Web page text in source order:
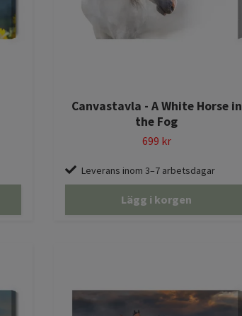
Canvastavla - A White Horse in
the Fog
699 kr
Leverans inom 3–7 arbetsdagar
Lägg i korgen